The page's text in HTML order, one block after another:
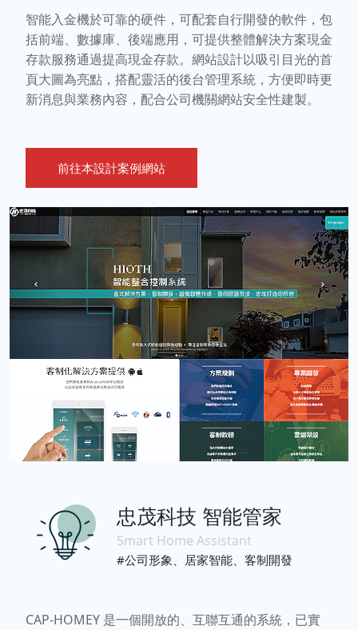
智能入金機於可靠的硬件，可配套自行開發的軟件，包
括前端、數據庫、後端應用，可提供整體解決方案現金
存款服務通過提高現金存款。網站設計以吸引目光的首
頁大圖為亮點，搭配靈活的後台管理系統，方便即時更
新消息與業務內容，配合公司機關網站安全性建製。
前往本設計案例網站
忠茂科技 智能管家
Smart Home Assistant
#公司形象、居家智能、客制開發
CAP-HOMEY 是一個開放的、互聯互通的系統，已實